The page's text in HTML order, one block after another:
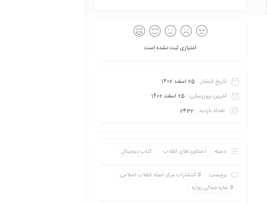
امتیازی ثبت نشده است
تاریخ انتشار: 25 اسفند 1402
آخرین بروزرسانی: 25 اسفند 1402
تعداد بازدید: 2432
دسته: دستاوردهای انقلاب کتاب دیجیتال
برچسب:
انتشارات مرکز اسناد انقلاب اسلامی
ساره جمالی زواره